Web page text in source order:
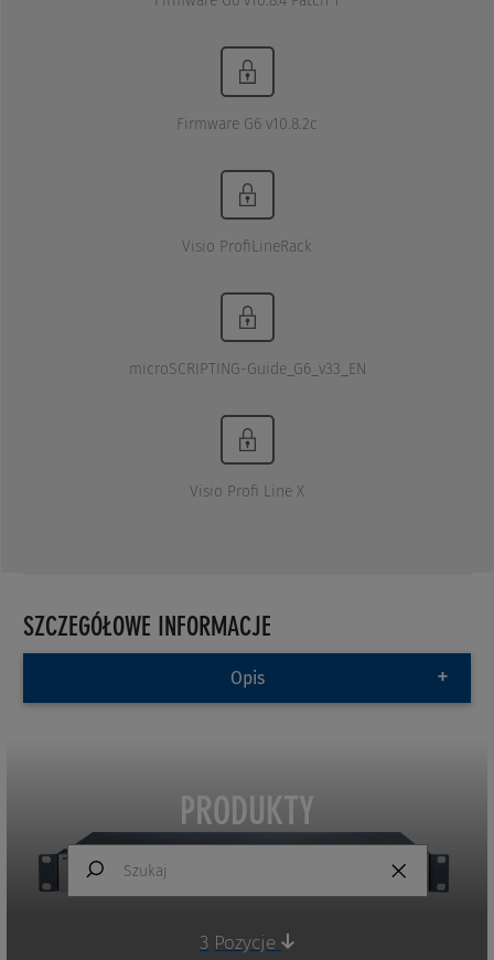
Firmware G6 v10.8.2c
Visio ProfiLineRack
microSCRIPTING-Guide_G6_v33_EN
Visio Profi Line X
SZCZEGÓŁOWE INFORMACJE
Opis
3 Pozycje
PRODUKTY